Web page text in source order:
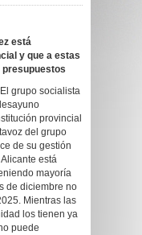
está
y que a estas
presupuestos
El grupo socialista
provincial
del grupo
de su gestión
está
mayoría
de diciembre no
Mientras las
los tienen ya
puede